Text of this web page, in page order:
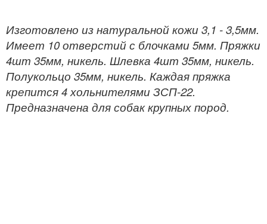
Изготовлено из натуральной кожи 3,1 - 3,5мм.
Имеет 10 отверстий с блочками 5мм. Пряжки
4шт 35мм, никель. Шлевка 4шт 35мм, никель.
Полукольцо 35мм, никель. Каждая пряжка
крепится 4 хольнителями ЗСП-22.
Предназначена для собак крупных пород.